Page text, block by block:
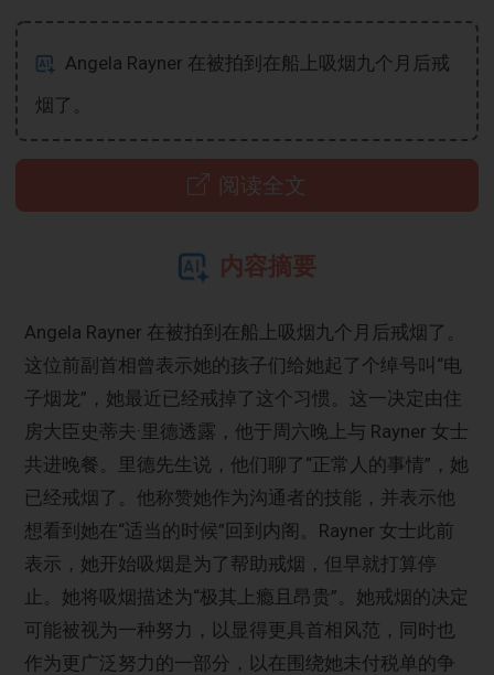
Angela Rayner 在被拍到在船上吸烟九个月后戒
烟了。
阅读全文
内容摘要
Angela Rayner 在被拍到在船上吸烟九个月后戒烟了。
这位前副首相曾表示她的孩子们给她起了个绰号叫“电
子烟龙”，她最近已经戒掉了这个习惯。这一决定由住
房大臣史蒂夫·里德透露，他于周六晚上与 Rayner 女士
共进晚餐。里德先生说，他们聊了“正常人的事情”，她
已经戒烟了。他称赞她作为沟通者的技能，并表示他
想看到她在“适当的时候”回到内阁。Rayner 女士此前
表示，她开始吸烟是为了帮助戒烟，但早就打算停
止。她将吸烟描述为“极其上瘾且昂贵”。她戒烟的决定
可能被视为一种努力，以显得更具首相风范，同时也
作为更广泛努力的一部分，以在围绕她未付税单的争